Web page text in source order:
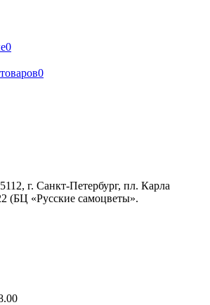
0
0
г. Санкт-Петербург, пл. Карла
(БЦ «Русские самоцветы».